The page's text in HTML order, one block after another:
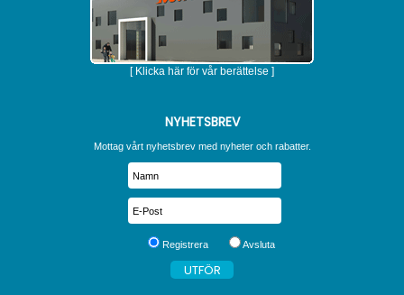
[ Klicka här för vår berättelse ]
NYHETSBREV
Mottag vårt nyhetsbrev med nyheter och rabatter.
Registrera Avsluta